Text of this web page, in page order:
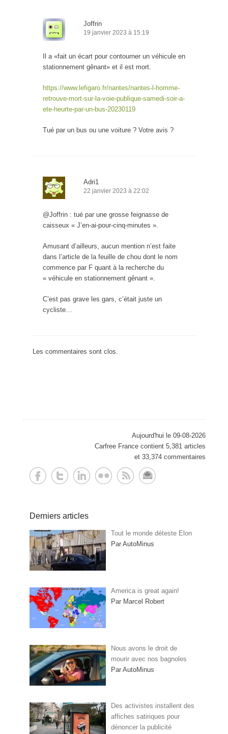
Joffrin
19 janvier 2023 à 15:19
Il a «fait un écart pour contourner un véhicule en
stationnement gênant» et il est mort.
https://www.lefigaro.fr/nantes/nantes-l-homme-
retrouve-mort-sur-la-voie-publique-samedi-soir-a-
ete-heurte-par-un-bus-20230119
Tué par un bus ou une voiture ? Votre avis ?
Adri1
22 janvier 2023 à 22:02
@Joffrin : tué par une grosse feignasse de
caisseux « J’en-ai-pour-cinq-minutes ».
Amusant d’ailleurs, aucun mention n’est faite
dans l’article de la feuille de chou dont le nom
commence par F quant à la recherche du
« véhicule en stationnement gênant ».
C’est pas grave les gars, c’était juste un
cycliste…
Les commentaires sont clos.
Aujourd'hui le 09-08-2026
Carfree France contient 5,381 articles
et 33,374 commentaires
Derniers articles
Tout le monde déteste Elon
Par AutoMinus
America is great again!
Par Marcel Robert
Nous avons le droit de
mourir avec nos bagnoles
Par AutoMinus
Des activistes installent des
affiches satiriques pour
dénoncer la publicité